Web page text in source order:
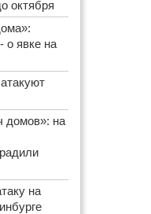
октября
о явке на
домов»: на
на